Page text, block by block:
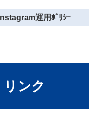
Instagram運用ﾎﾟﾘｼｰ
リンク